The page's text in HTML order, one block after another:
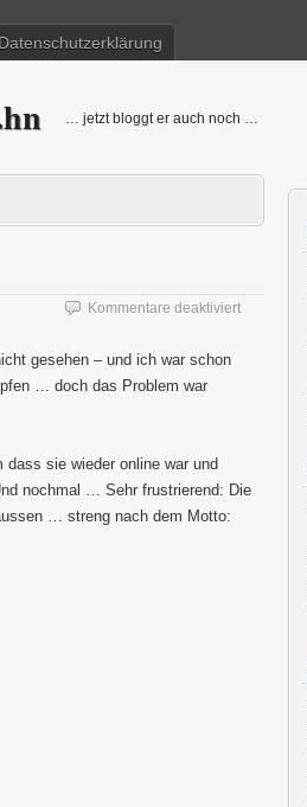
Datenschutzerklärung
… jetzt bloggt er auch noch …
Kommentare deaktiviertfür
gesehen – und ich war schon
… doch das Problem war
sie wieder online war und
nochmal … Sehr frustrierend: Die
… streng nach dem Motto: